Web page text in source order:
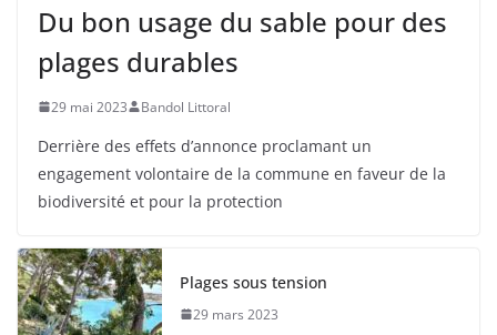
Du bon usage du sable pour des
plages durables
29 mai 2023 Bandol Littoral
Derrière des effets d’annonce proclamant un
engagement volontaire de la commune en faveur de la
biodiversité et pour la protection
Plages sous tension
29 mars 2023